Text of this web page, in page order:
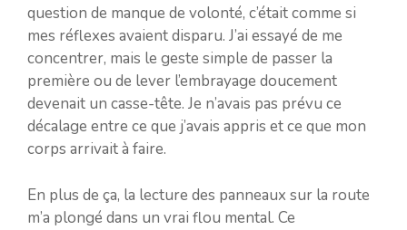
question de manque de volonté, c’était comme si
mes réflexes avaient disparu. J’ai essayé de me
concentrer, mais le geste simple de passer la
première ou de lever l’embrayage doucement
devenait un casse-tête. Je n’avais pas prévu ce
décalage entre ce que j’avais appris et ce que mon
corps arrivait à faire.
En plus de ça, la lecture des panneaux sur la route
m’a plongé dans un vrai flou mental. Ce